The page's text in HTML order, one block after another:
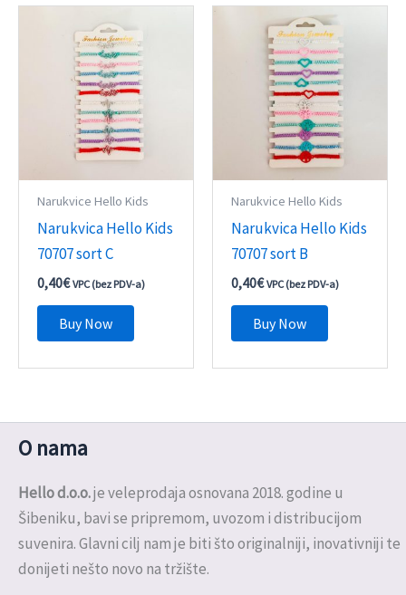
Narukvice Hello Kids
Narukvica Hello Kids
70707 sort C
0,40€ VPC (bez PDV-a)
Buy Now
Narukvice Hello Kids
Narukvica Hello Kids
70707 sort B
0,40€ VPC (bez PDV-a)
Buy Now
O nama
Hello d.o.o.je veleprodaja osnovana 2018. godine u
Šibeniku, bavi se pripremom, uvozom i distribucijom
suvenira. Glavni cilj nam je biti što originalniji, inovativniji te
donijeti nešto novo na tržište.